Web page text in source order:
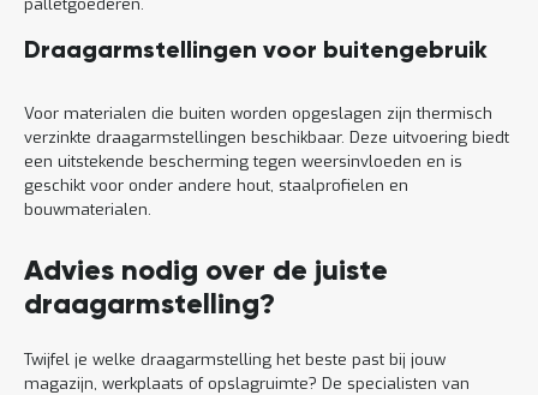
palletgoederen.
Draagarmstellingen voor buitengebruik
Voor materialen die buiten worden opgeslagen zijn thermisch
verzinkte draagarmstellingen beschikbaar. Deze uitvoering biedt
een uitstekende bescherming tegen weersinvloeden en is
geschikt voor onder andere hout, staalprofielen en
bouwmaterialen.
Advies nodig over de juiste
draagarmstelling?
Twijfel je welke draagarmstelling het beste past bij jouw
magazijn, werkplaats of opslagruimte? De specialisten van